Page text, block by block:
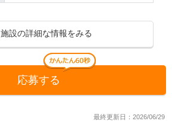
施設の詳細な情報をみる
応募する
最終更新日：2026/06/29